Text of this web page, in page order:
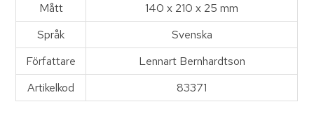
Mått
140 x 210 x 25 mm
Språk
Svenska
Författare
Lennart Bernhardtson
Artikelkod
83371